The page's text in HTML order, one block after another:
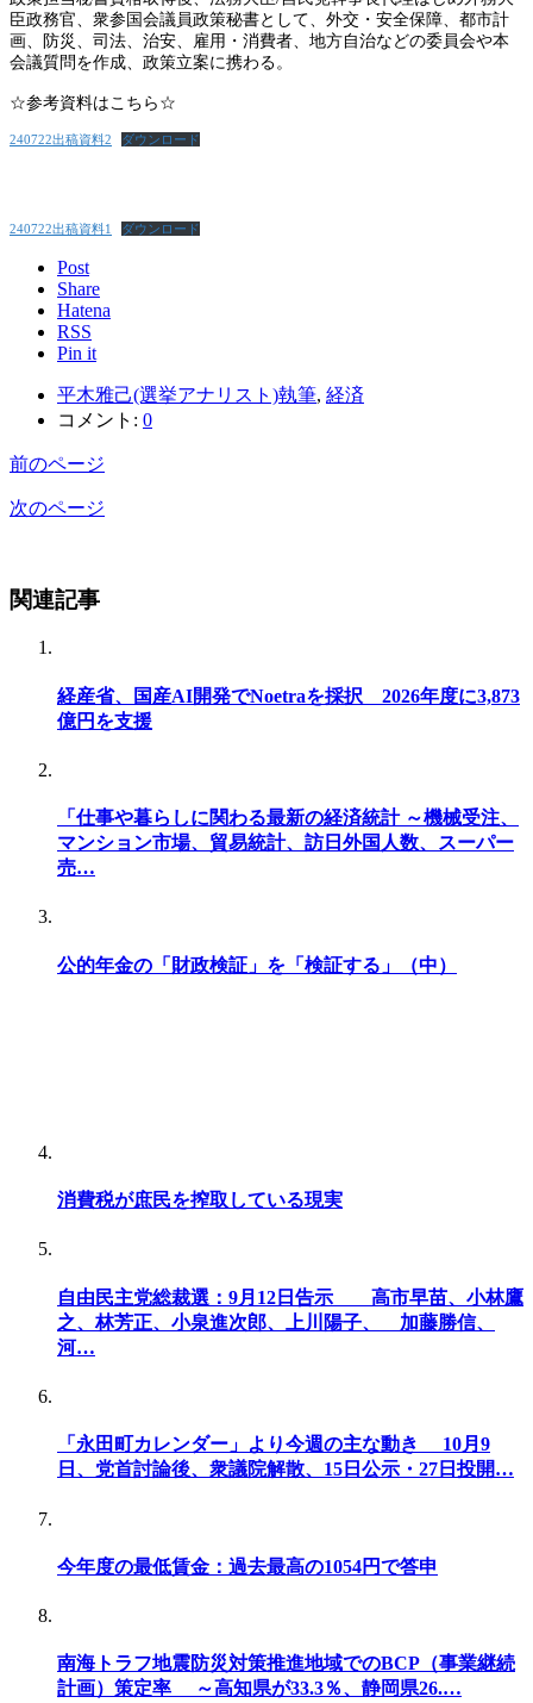
臣政務官、衆参国会議員政策秘書として、外交・安全保障、都市計
画、防災、司法、治安、雇用・消費者、地方自治などの委員会や本
会議質問を作成、政策立案に携わる。
☆参考資料はこちら☆
240722出稿資料2 ダウンロード
240722出稿資料1 ダウンロード
Post
Share
Hatena
RSS
Pin it
平木雅己(選挙アナリスト)執筆, 経済
コメント: 0
前のページ
次のページ
関連記事
経産省、国産AI開発でNoetraを採択 2026年度に3,873
億円を支援
「仕事や暮らしに関わる最新の経済統計 ～機械受注、
マンション市場、貿易統計、訪日外国人数、スーパー
売…
公的年金の「財政検証」を「検証する」（中）
消費税が庶民を搾取している現実
自由民主党総裁選：9月12日告示 高市早苗、小林鷹
之、林芳正、小泉進次郎、上川陽子、 加藤勝信、
河…
「永田町カレンダー」より今週の主な動き 10月9
日、党首討論後、衆議院解散、15日公示・27日投開…
今年度の最低賃金：過去最高の1054円で答申
南海トラフ地震防災対策推進地域でのBCP（事業継続
計画）策定率 ～高知県が33.3％、静岡県26.…